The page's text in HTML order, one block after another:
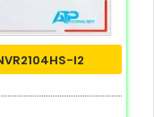
I2